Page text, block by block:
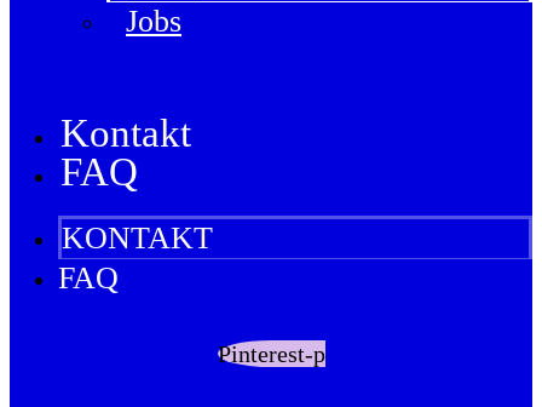
Jobs
Kontakt
FAQ
KONTAKT
FAQ
Pinterest-p